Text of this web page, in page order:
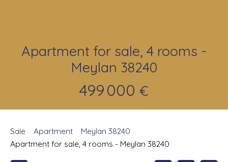
Apartment for sale, 4 rooms -
Meylan 38240
499 000 €
Sale Apartment
Meylan 38240
Apartment for sale, 4 rooms - Meylan 38240